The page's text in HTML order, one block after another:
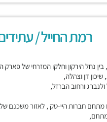
רמת החייל /
נחל הירקון וחלקו המזרחי של פארק
דן וצהלה,
ורחוב הברזל,
חברות היי-טק , לאזור משכנם